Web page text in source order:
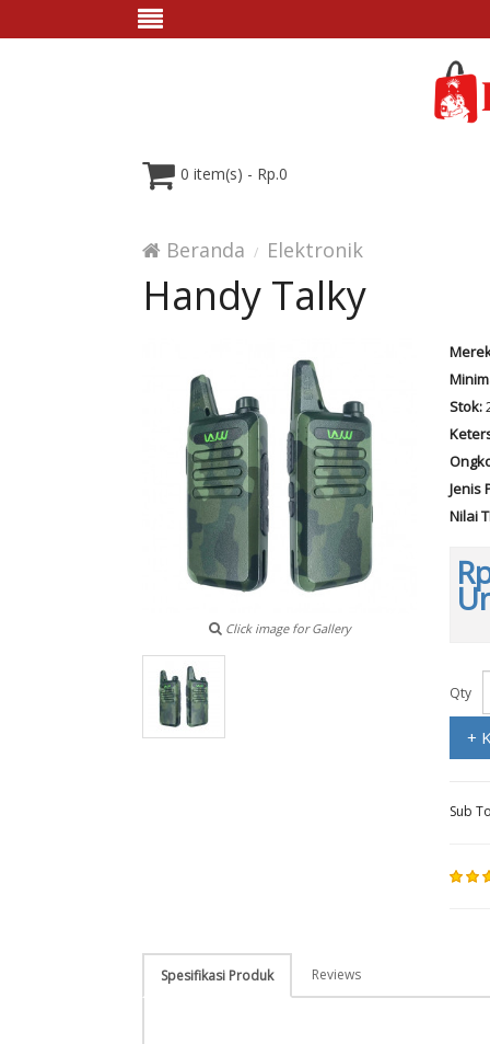
0 item(s) - Rp.0
Beranda Elektronik
Handy Talky
Click image for Gallery
Stok:
Jenis
Nilai
Qty
+
Sub
Spesifikasi Produk Reviews